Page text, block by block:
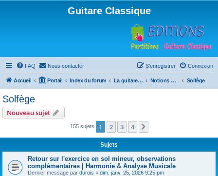
Guitare Classique
FAQ Nous contacter Connexion
S’enregistrer
Accueil Portail Index du forum La guitare : instrument, cours et théorie Notions musicales Solfège
Solfège
Nouveau sujet
155 sujets 1 2 3 4
Sujets
Retour sur l'exercice en sol mineur, observations
complémentaires | Harmonie & Analyse Musicale
Dernier message par durois « dim. janv. 25, 2026 9:25 pm